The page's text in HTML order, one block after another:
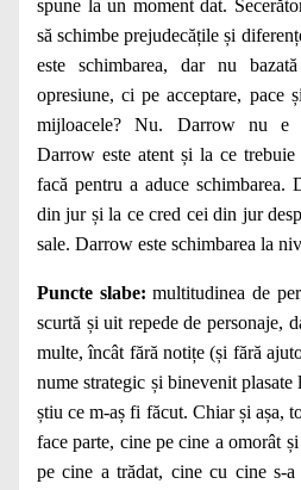
spune la un moment dat.
să schimbe prejudecățile și
este schimbarea, dar nu
opresiune, ci pe acceptare, pace
mijloacele? Nu. Darrow nu e
Darrow este atent și la ce
facă pentru a aduce schimbarea.
din jur și la ce cred cei din jur
sale. Darrow este schimbarea la
Puncte slabe: multitudinea de
scurtă și uit repede de personaje,
multe, încât fără notițe (și fără
nume strategic și binevenit
știu ce m-aș fi făcut. Chiar și așa,
face parte, cine pe cine a omorât
pe cine a trădat, cine cu cine s-